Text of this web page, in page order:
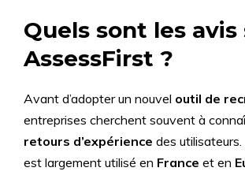
Quels sont les avis
AssessFirst ?
Avant d’adopter un nouvel outil de
entreprises cherchent souvent à
retours d’expérience des utilisateurs.
est largement utilisé en France et en